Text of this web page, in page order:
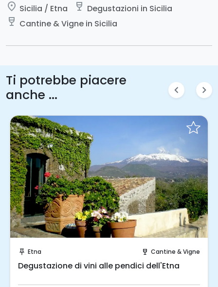
place Sicilia / Etna wine_bar Degustazioni in Sicilia
wine_bar Cantine & Vigne in Sicilia
Ti potrebbe piacere
anche ...
chevron_left chevron_right
push_pin Etna wine_bar Cantine & Vigne
Degustazione di vini alle pendici dell'Etna